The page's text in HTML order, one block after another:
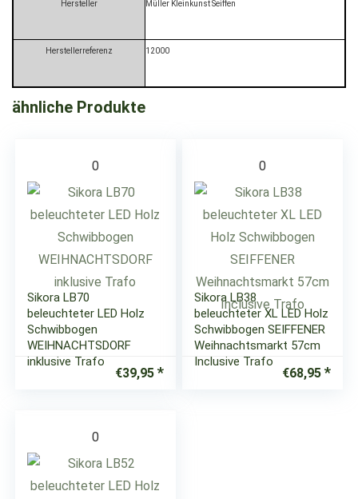
Hersteller ‎Müller Kleinkunst Seiffen
Herstellerreferenz ‎12000
ähnliche Produkte
0
Sikora LB70
beleuchteter LED Holz
Schwibbogen
WEIHNACHTSDORF
inklusive Trafo
€39,95
0
Sikora LB38
beleuchteter XL LED Holz
Schwibbogen SEIFFENER
Weihnachtsmarkt 57cm
Inclusive Trafo
€68,95
0